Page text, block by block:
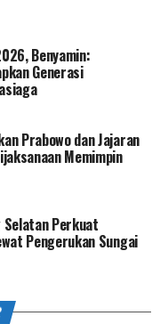
Benyamin:
Generasi
Prabowo dan Jajaran
Memimpin
Selatan Perkuat
Pengerukan Sungai